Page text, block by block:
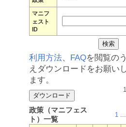
マニフ
ェスト
ID
利用方法、 FAQを閲覧のう
えダウンロードをお願い
ます。
政策（マニフェス
ト）一覧
1 ...